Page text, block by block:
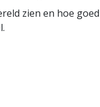
zien en hoe